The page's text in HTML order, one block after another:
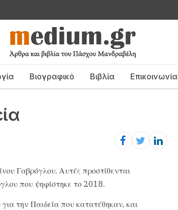
Βιογραφικό Βιβλία Επικοινωνία
Γαβρόγλου. Αυτές προστίθενται
που ψηφίστηκε το 2018.
την Παιδεία που κατατέθηκαν, και